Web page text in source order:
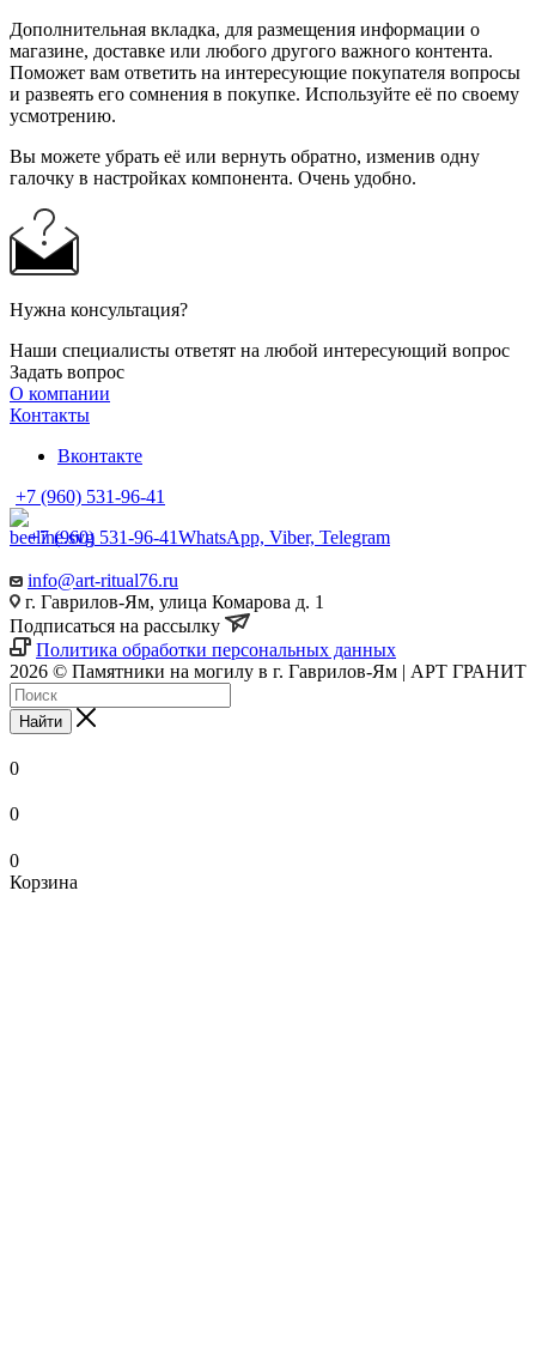
Дополнительная вкладка, для размещения информации о
магазине, доставке или любого другого важного контента.
Поможет вам ответить на интересующие покупателя вопросы
и развеять его сомнения в покупке. Используйте её по своему
усмотрению.
Вы можете убрать её или вернуть обратно, изменив одну
галочку в настройках компонента. Очень удобно.
Нужна консультация?
Наши специалисты ответят на любой интересующий вопрос
Задать вопрос
О компании
Контакты
Вконтакте
+7 (960) 531-96-41
+7 (960) 531-96-41WhatsApp, Viber, Telegram
info@art-ritual76.ru
г. Гаврилов-Ям, улица Комарова д. 1
Подписаться на рассылку
Политика обработки персональных данных
2026 © Памятники на могилу в г. Гаврилов-Ям | АРТ ГРАНИТ
Найти
0
0
0
Корзина